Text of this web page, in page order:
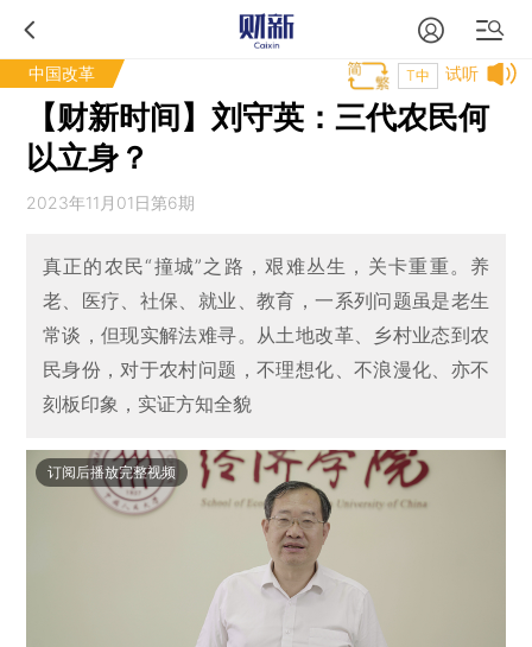
中国改革 试听
T中
【财新时间】刘守英：三代农民何
以立身？
2023年11月01日第6期
真正的农民“撞城”之路，艰难丛生，关卡重重。养
老、医疗、社保、就业、教育，一系列问题虽是老生
常谈，但现实解法难寻。从土地改革、乡村业态到农
民身份，对于农村问题，不理想化、不浪漫化、亦不
刻板印象，实证方知全貌
订阅后播放完整视频